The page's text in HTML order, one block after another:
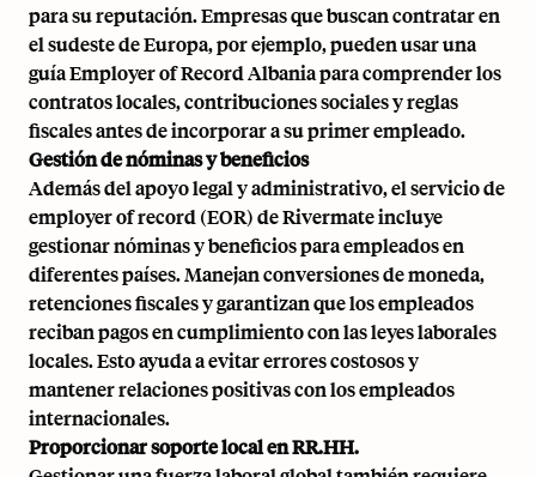
para su reputación. Empresas que buscan contratar en
el sudeste de Europa, por ejemplo, pueden usar una
guíaEmployer of Record Albaniapara comprender los
contratos locales, contribuciones sociales y reglas
fiscales antes de incorporar a su primer empleado.
Gestión de nóminas y beneficios
Además del apoyo legal y administrativo, el servicio de
employer of record (EOR) de Rivermate incluye
gestionar nóminas y beneficios para empleados en
diferentes países. Manejan conversiones de moneda,
retenciones fiscales y garantizan que los empleados
reciban pagos en cumplimiento con las leyes laborales
locales. Esto ayuda a evitar errores costosos y
mantener relaciones positivas con los empleados
internacionales.
Proporcionar soporte local en RR.HH.